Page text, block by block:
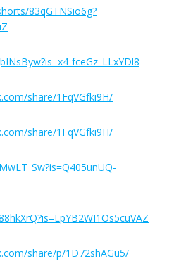
83qGTNSio6g?
fceGz_LLxYDl8
share/1FqVGfki9H/
share/1FqVGfki9H/
share/p/1D72shAGu5/